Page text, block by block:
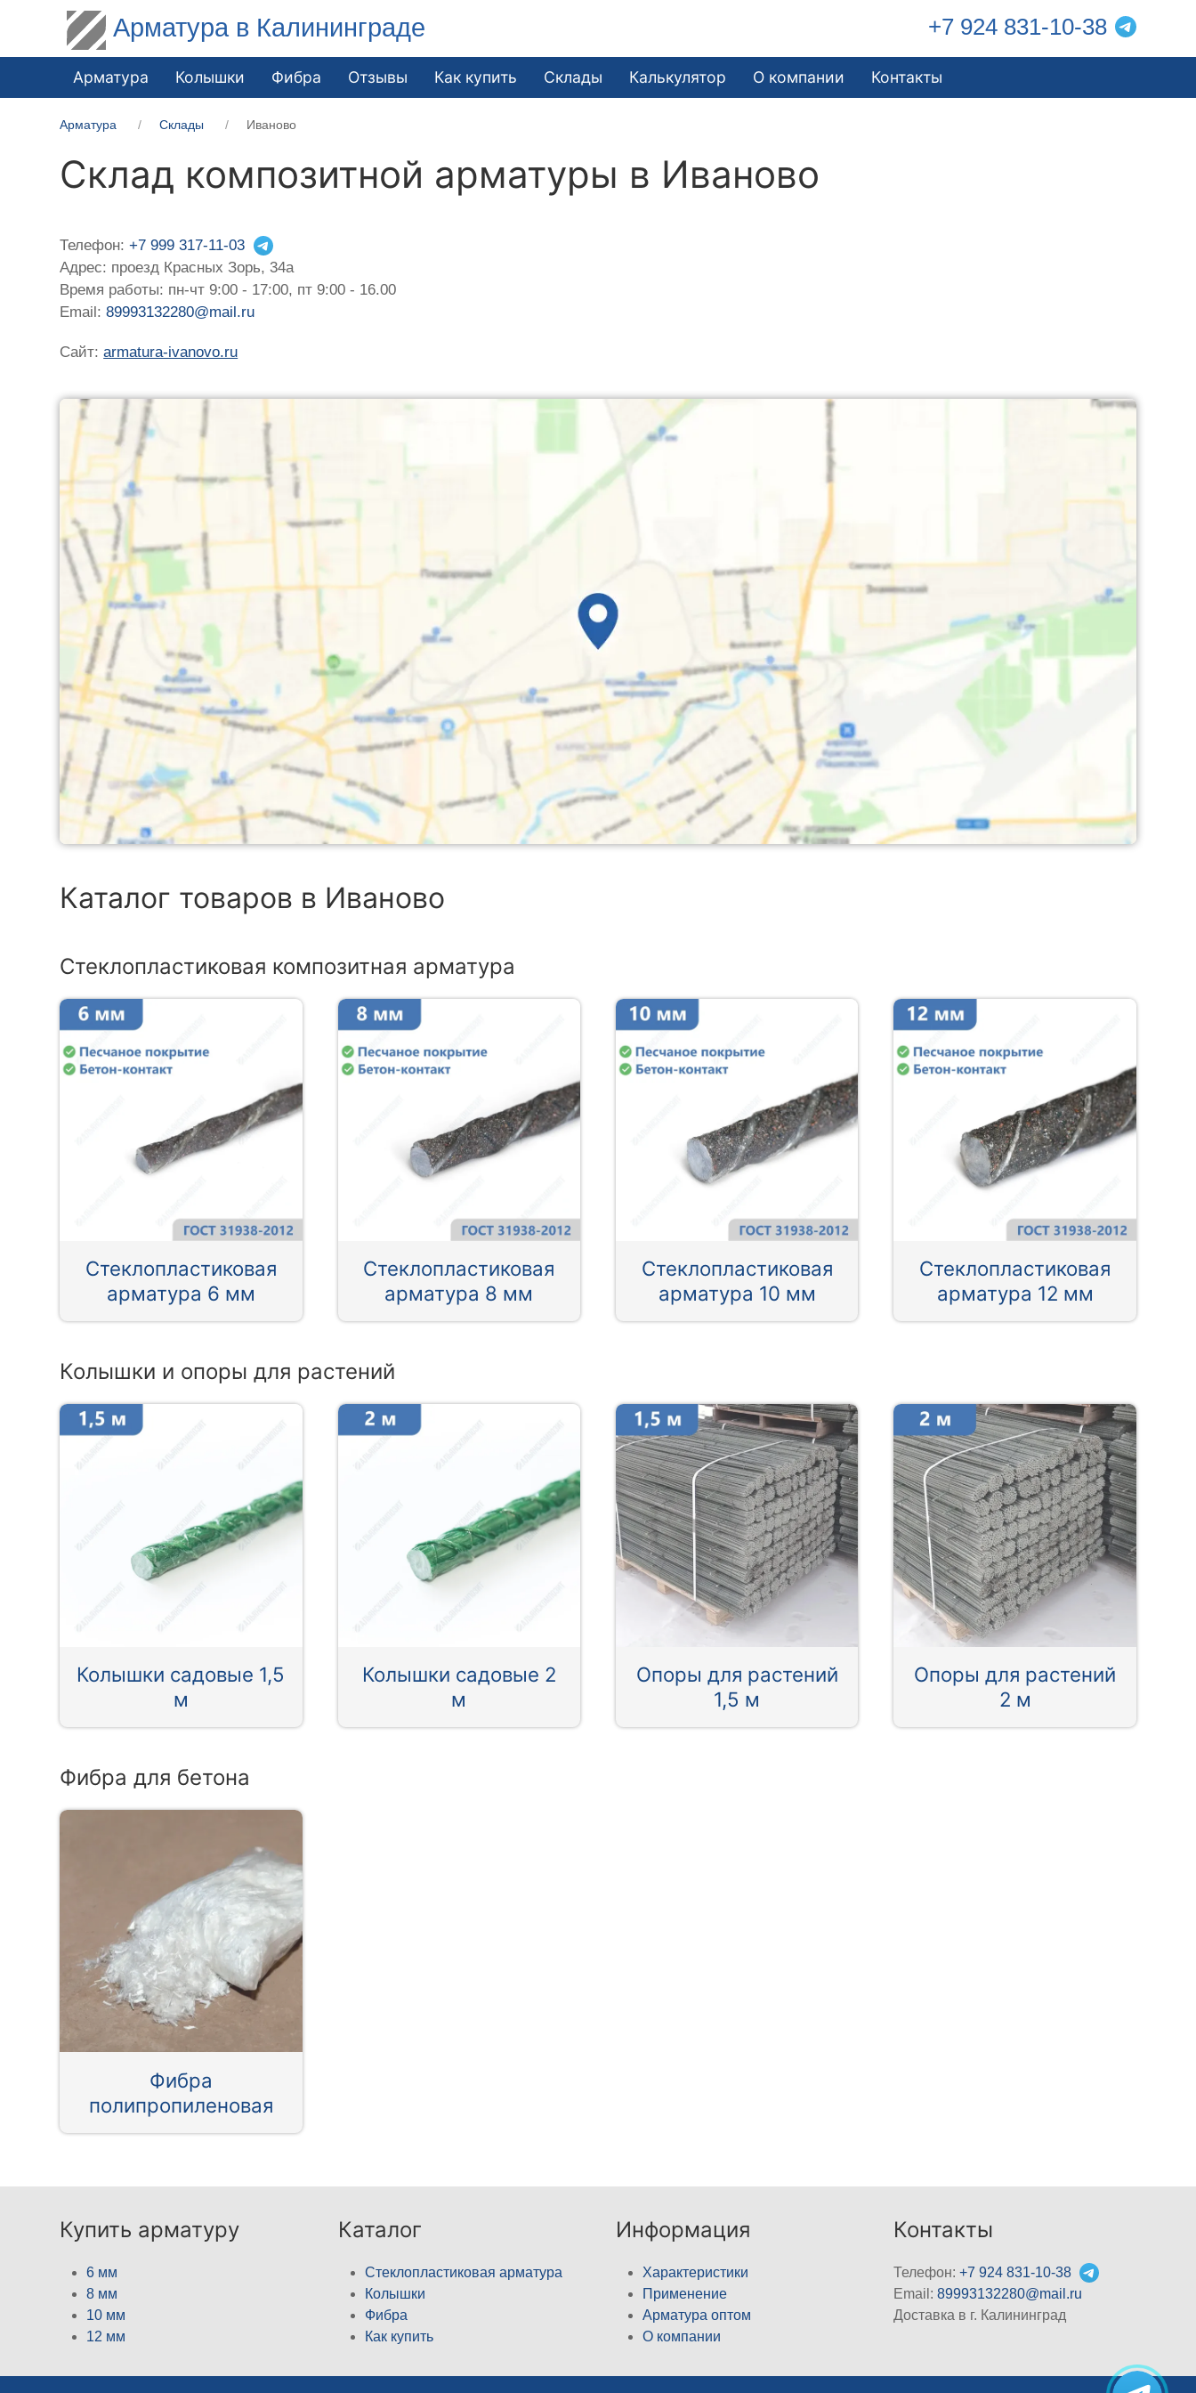
Арматура в Калининграде +7 924 831-10-38
Арматура Колышки Фибра Отзывы Как купить Склады Калькулятор О компании Контакты
Арматура Склады Иваново
Склад композитной арматуры в Иваново
Телефон:+7 999 317-11-03
Адрес: проезд Красных Зорь, 34а
Время работы: пн-чт 9:00 - 17:00, пт 9:00 - 16.00
Email:89993132280@mail.ru
Сайт:armatura-ivanovo.ru
Каталог товаров в Иваново
Стеклопластиковая композитная арматура
Стеклопластиковая
арматура 6 мм
Стеклопластиковая
арматура 8 мм
Стеклопластиковая
арматура 10 мм
Стеклопластиковая
арматура 12 мм
Колышки и опоры для растений
Колышки садовые 1,5
м
Колышки садовые 2
м
Опоры для растений
1,5 м
Опоры для растений
2 м
Фибра для бетона
Фибра
полипропиленовая
Купить арматуру
6 мм
8 мм
10 мм
12 мм
Каталог
Стеклопластиковая арматура
Колышки
Фибра
Как купить
Информация
Характеристики
Применение
Арматура оптом
О компании
Контакты
Телефон:+7 924 831-10-38
Email:89993132280@mail.ru
Доставка в г. Калининград